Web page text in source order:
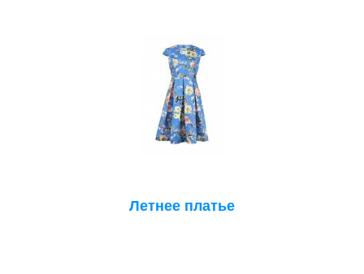
Летнее платье